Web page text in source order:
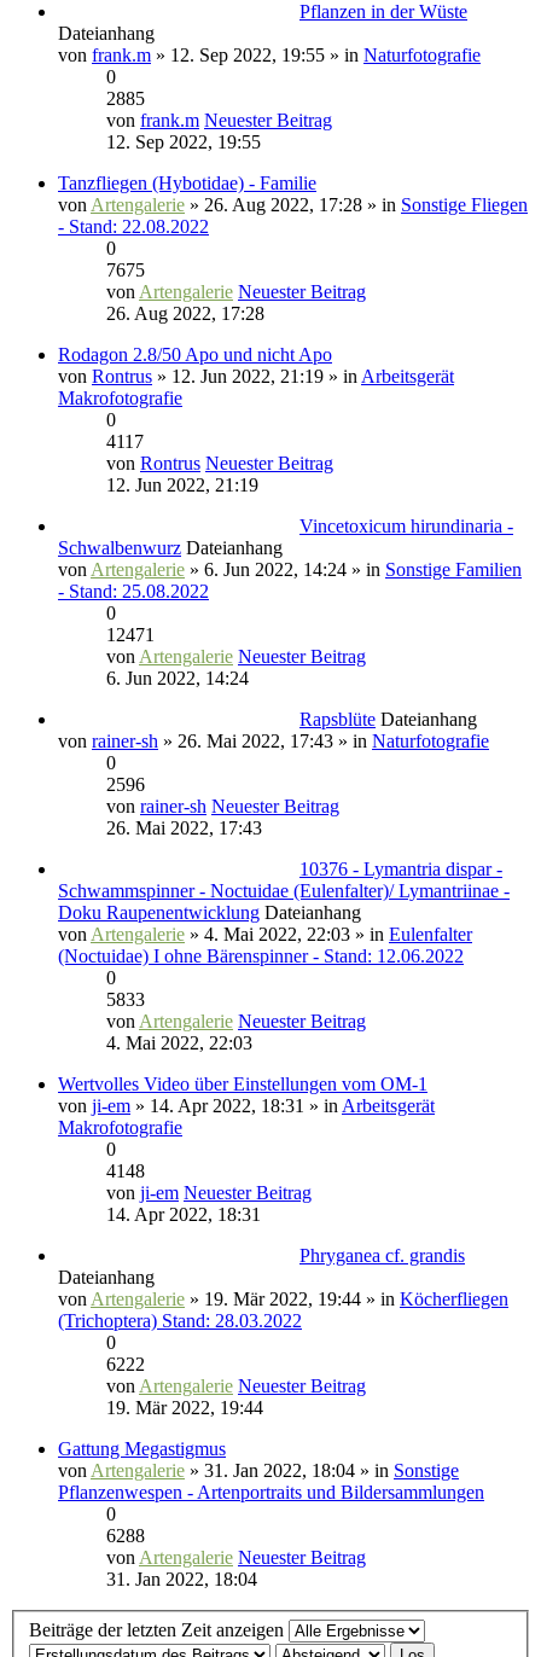
Pflanzen in der Wüste
Dateianhang
von frank.m » 12. Sep 2022, 19:55 » in Naturfotografie
0
2885
von frank.m Neuester Beitrag
12. Sep 2022, 19:55
Tanzfliegen (Hybotidae) - Familie
von Artengalerie » 26. Aug 2022, 17:28 » in Sonstige Fliegen
- Stand: 22.08.2022
0
7675
von Artengalerie Neuester Beitrag
26. Aug 2022, 17:28
Rodagon 2.8/50 Apo und nicht Apo
von Rontrus » 12. Jun 2022, 21:19 » in Arbeitsgerät
Makrofotografie
0
4117
von Rontrus Neuester Beitrag
12. Jun 2022, 21:19
Vincetoxicum hirundinaria -
Schwalbenwurz Dateianhang
von Artengalerie » 6. Jun 2022, 14:24 » in Sonstige Familien
- Stand: 25.08.2022
0
12471
von Artengalerie Neuester Beitrag
6. Jun 2022, 14:24
Rapsblüte Dateianhang
von rainer-sh » 26. Mai 2022, 17:43 » in Naturfotografie
0
2596
von rainer-sh Neuester Beitrag
26. Mai 2022, 17:43
10376 - Lymantria dispar -
Schwammspinner - Noctuidae (Eulenfalter)/ Lymantriinae -
Doku Raupenentwicklung Dateianhang
von Artengalerie » 4. Mai 2022, 22:03 » in Eulenfalter
(Noctuidae) I ohne Bärenspinner - Stand: 12.06.2022
0
5833
von Artengalerie Neuester Beitrag
4. Mai 2022, 22:03
Wertvolles Video über Einstellungen vom OM-1
von ji-em » 14. Apr 2022, 18:31 » in Arbeitsgerät
Makrofotografie
0
4148
von ji-em Neuester Beitrag
14. Apr 2022, 18:31
Phryganea cf. grandis
Dateianhang
von Artengalerie » 19. Mär 2022, 19:44 » in Köcherfliegen
(Trichoptera) Stand: 28.03.2022
0
6222
von Artengalerie Neuester Beitrag
19. Mär 2022, 19:44
Gattung Megastigmus
von Artengalerie » 31. Jan 2022, 18:04 » in Sonstige
Pflanzenwespen - Artenportraits und Bildersammlungen
0
6288
von Artengalerie Neuester Beitrag
31. Jan 2022, 18:04
Beiträge der letzten Zeit anzeigen